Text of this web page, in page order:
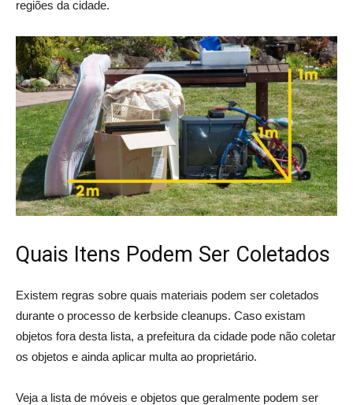
regiões da cidade.
Quais Itens Podem Ser Coletados
Existem regras sobre quais materiais podem ser coletados
durante o processo de kerbside cleanups. Caso existam
objetos fora desta lista, a prefeitura da cidade pode não coletar
os objetos e ainda aplicar multa ao proprietário.
Veja a lista de móveis e objetos que geralmente podem ser